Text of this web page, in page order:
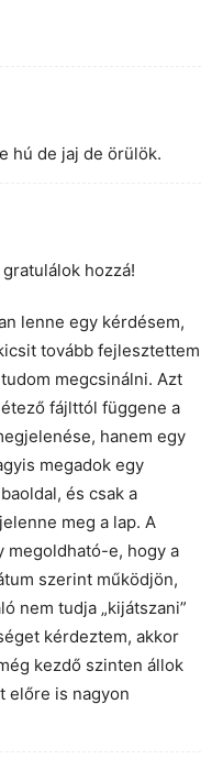
hú de jaj de örülök.
hozzá!
lenne egy kérdésem,
tovább fejlesztettem
megcsinálni. Azt
fájlttól függene a
hanem egy
megadok egy
és csak a
meg a lap. A
megoldható-e, hogy a
szerint működjön,
nem tudja „kijátszani”
kérdeztem, akkor
kezdő szinten állok
előre is nagyon